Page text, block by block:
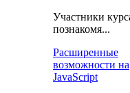
Участники
познакомя...
Расширенные
возможности на
JavaScript